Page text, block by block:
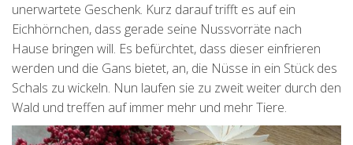
unerwartete Geschenk. Kurz darauf trifft es auf ein
Eichhörnchen, dass gerade seine Nussvorräte nach
Hause bringen will. Es befürchtet, dass dieser einfrieren
werden und die Gans bietet, an, die Nüsse in ein Stück des
Schals zu wickeln. Nun laufen sie zu zweit weiter durch den
Wald und treffen auf immer mehr und mehr Tiere.